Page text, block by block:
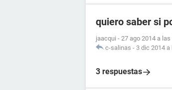
quiero saber si
jaacqui - 27 ago 2014 a las
c-salinas - 3 dic 2014 a
3 respuestas